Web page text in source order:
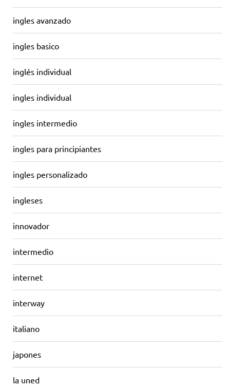
ingles avanzado
ingles basico
inglés individual
ingles individual
ingles intermedio
ingles para principiantes
ingles personalizado
ingleses
innovador
intermedio
internet
interway
italiano
japones
la uned